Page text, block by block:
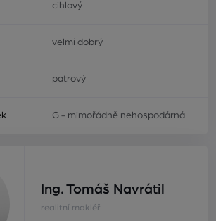
cihlový
velmi dobrý
patrový
G - mimořádně nehospodárná
Ing. Tomáš Navrátil
realitní makléř